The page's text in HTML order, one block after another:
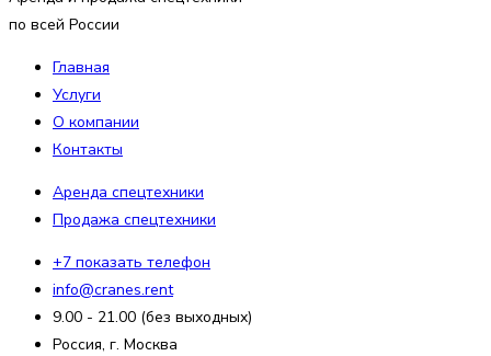
по всей России
Главная
Услуги
О компании
Контакты
Аренда спецтехники
Продажа спецтехники
+7 показать телефон
info@cranes.rent
9.00 - 21.00 (без выходных)
Россия, г. Москва